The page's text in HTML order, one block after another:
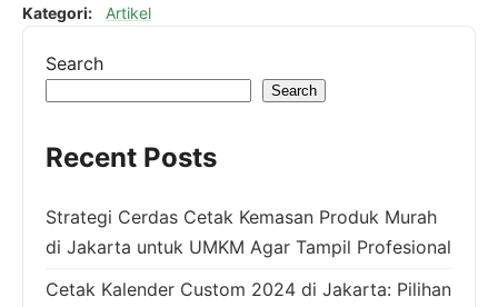
Kategori: Artikel
Search
Search
Recent Posts
Strategi Cerdas Cetak Kemasan Produk Murah
di Jakarta untuk UMKM Agar Tampil Profesional
Cetak Kalender Custom 2024 di Jakarta: Pilihan